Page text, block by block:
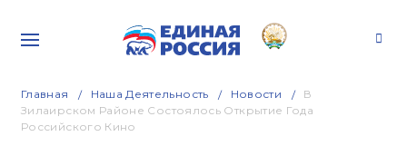
Главная Наша Деятельность Новости
В
Зилаирском Районе Состоялось Открытие Года
Российского Кино